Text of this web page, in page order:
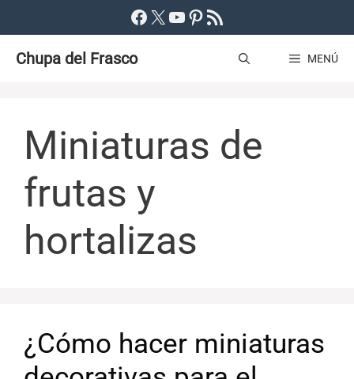
al
contenido
Facebook
X YouTube
Pinterest
Feed RSS
Chupa del Frasco MENÚ
Miniaturas de
frutas y
hortalizas
¿Cómo hacer miniaturas